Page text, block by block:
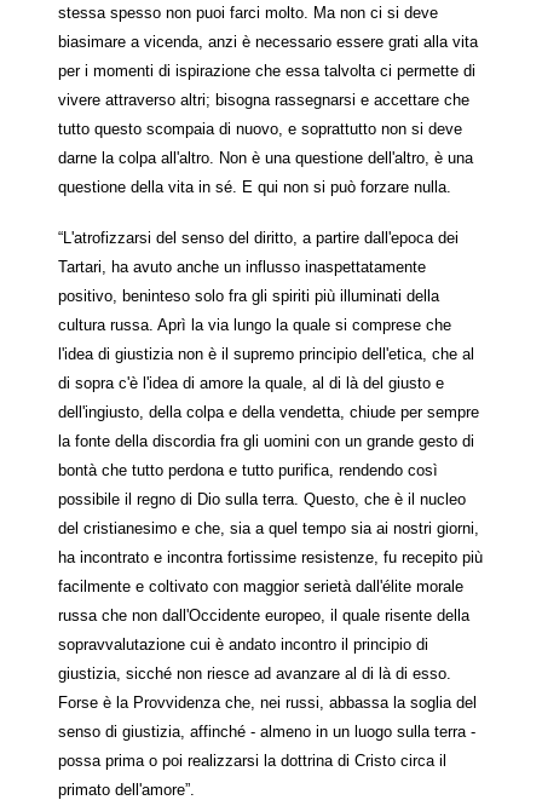
stessa spesso non puoi farci molto. Ma non ci si deve
biasimare a vicenda, anzi è necessario essere grati alla vita
per i momenti di ispirazione che essa talvolta ci permette di
vivere attraverso altri; bisogna rassegnarsi e accettare che
tutto questo scompaia di nuovo, e soprattutto non si deve
darne la colpa all'altro. Non è una questione dell'altro, è una
questione della vita in sé. E qui non si può forzare nulla.
“L'atrofizzarsi del senso del diritto, a partire dall'epoca dei
Tartari, ha avuto anche un influsso inaspettatamente
positivo, beninteso solo fra gli spiriti più illuminati della
cultura russa. Aprì la via lungo la quale si comprese che
l'idea di giustizia non è il supremo principio dell'etica, che al
di sopra c'è l'idea di amore la quale, al di là del giusto e
dell'ingiusto, della colpa e della vendetta, chiude per sempre
la fonte della discordia fra gli uomini con un grande gesto di
bontà che tutto perdona e tutto purifica, rendendo così
possibile il regno di Dio sulla terra. Questo, che è il nucleo
del cristianesimo e che, sia a quel tempo sia ai nostri giorni,
ha incontrato e incontra fortissime resistenze, fu recepito più
facilmente e coltivato con maggior serietà dall'élite morale
russa che non dall'Occidente europeo, il quale risente della
sopravvalutazione cui è andato incontro il principio di
giustizia, sicché non riesce ad avanzare al di là di esso.
Forse è la Provvidenza che, nei russi, abbassa la soglia del
senso di giustizia, affinché - almeno in un luogo sulla terra -
possa prima o poi realizzarsi la dottrina di Cristo circa il
primato dell'amore”.